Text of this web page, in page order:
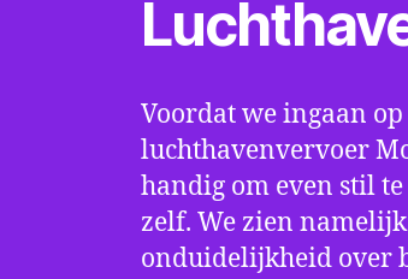
Voordat we ingaan
luchthavenvervoer
handig om even stil
zelf. We zien
onduidelijkheid over